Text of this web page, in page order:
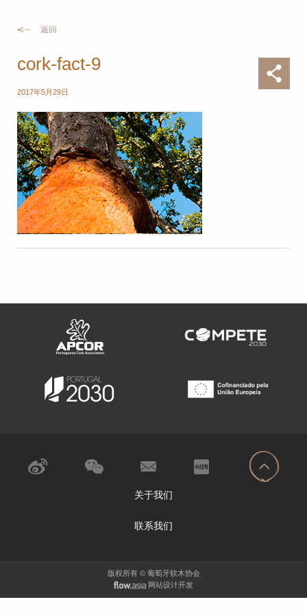
返回
cork-fact-9
2017年5月29日
关于我们
联系我们
版权所有 © 葡萄牙软木协会
网站设计开发